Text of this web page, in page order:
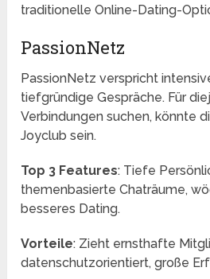
traditionelle Online-Dating-
PassionNetz
PassionNetz verspricht
tiefgründige Gespräche. Für
Verbindungen suchen, könnte
Joyclub sein.
Top 3 Features: Tiefe
themenbasierte Chaträume,
besseres Dating.
Vorteile: Zieht ernsthafte
datenschutzorientiert, große